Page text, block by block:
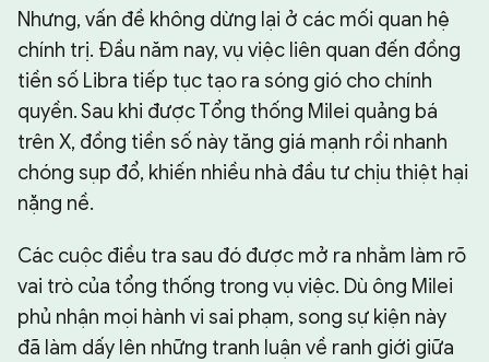
Nhưng, vấn đề không dừng lại ở các mối quan hệ
chính trị. Đầu năm nay, vụ việc liên quan đến đồng
tiền số Libra tiếp tục tạo ra sóng gió cho chính
quyền. Sau khi được Tổng thống Milei quảng bá
trên X, đồng tiền số này tăng giá mạnh rồi nhanh
chóng sụp đổ, khiến nhiều nhà đầu tư chịu thiệt hại
nặng nề.
Các cuộc điều tra sau đó được mở ra nhằm làm rõ
vai trò của tổng thống trong vụ việc. Dù ông Milei
phủ nhận mọi hành vi sai phạm, song sự kiện này
đã làm dấy lên những tranh luận về ranh giới giữa